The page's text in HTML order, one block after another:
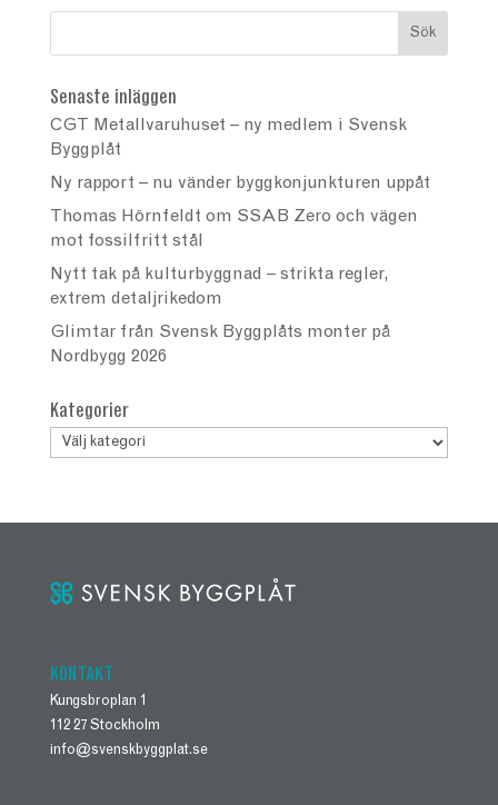
Senaste inläggen
CGT Metallvaruhuset – ny medlem i Svensk
Byggplåt
Ny rapport – nu vänder byggkonjunkturen uppåt
Thomas Hörnfeldt om SSAB Zero och vägen
mot fossilfritt stål
Nytt tak på kulturbyggnad – strikta regler,
extrem detaljrikedom
Glimtar från Svensk Byggplåts monter på
Nordbygg 2026
Kategorier
Kategorier
KONTAKT
Kungsbroplan 1
112 27 Stockholm
info@svenskbyggplat.se